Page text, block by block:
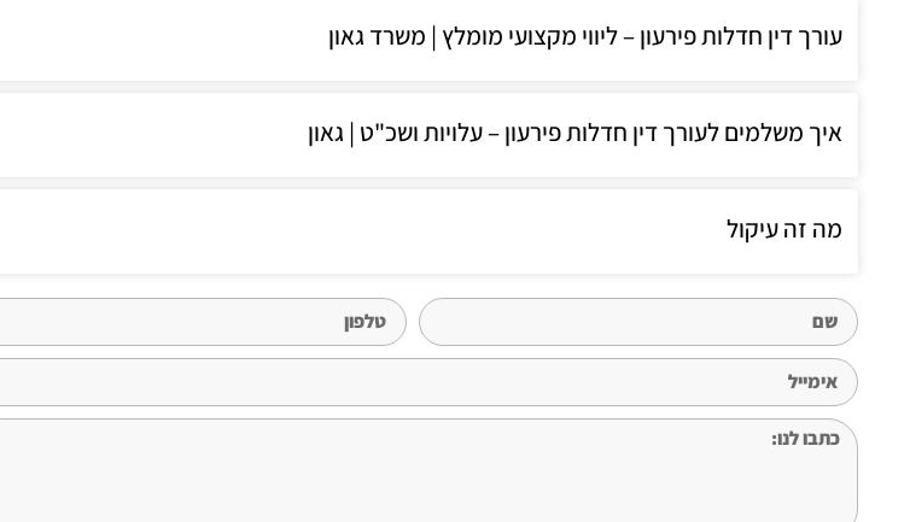
עורך דין חדלות פירעון – ליווי מקצועי מומלץ | משרד גאון
איך משלמים לעורך דין חדלות פירעון – עלויות ושכ"ט | גאון
מה זה עיקול